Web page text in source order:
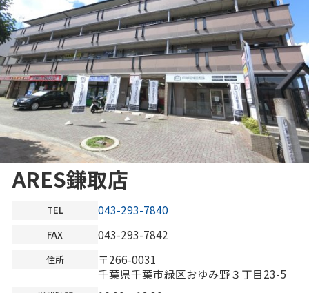
ARES鎌取店
TEL 043-293-7840
FAX 043-293-7842
住所
〒266-0031
千葉県千葉市緑区おゆみ野３丁目23-5